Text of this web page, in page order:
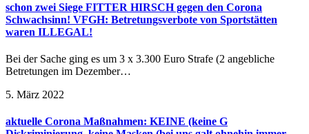
schon zwei Siege FITTER HIRSCH gegen den Corona
Schwachsinn! VFGH: Betretungsverbote von Sportstätten
waren ILLEGAL!
Bei der Sache ging es um 3 x 3.300 Euro Strafe (2 angebliche
Betretungen im Dezember…
5. März 2022
aktuelle Corona Maßnahmen: KEINE (keine G